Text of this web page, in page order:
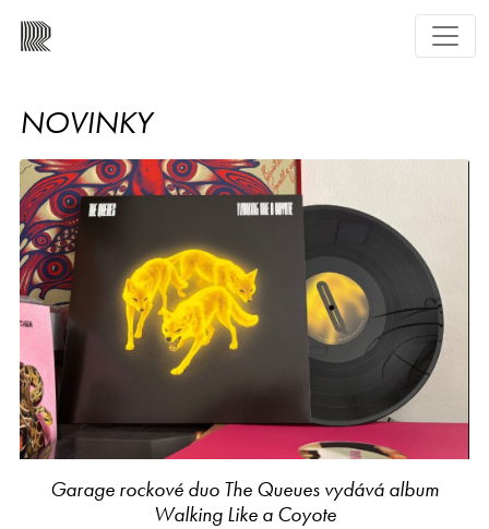
NOVINKY
Garage rockové duo The Queues vydává album
Walking Like a Coyote